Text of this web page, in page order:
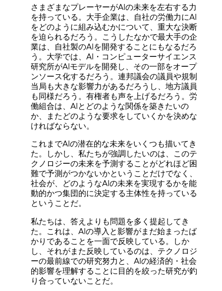
さまざまなプレーヤーがAIの未来を左右する力
を持っている。大手企業は、自社の労働力にAI
をどのように組み込むかについて、重大な決断
を迫られるだろう。こうしたなかで最大手の企
業は、自社製のAIを開発することにもなるだろ
う。大学では、AI・コンピューターサイエンス
研究所がAIモデルを開発し、その一部をオープ
ンソース化するだろう。連邦議会の議員や規制
当局も大きな影響力があるだろうし、地方議員
も同様だろう。有権者も声を上げるだろう。労
働組合は、AIとどのような関係を築きたいの
か、またどのような要求をしていくかを決めな
ければならない。
これまでAIの潜在的な未来をいくつも描いてき
た。しかし、私たちが強調したいのは、このテ
クノロジーの未来を予測することがどれほど困
難で予測がつかないかということだけでなく、
社会が、どのようなAIの未来を実現するかを能
動的かつ集団的に決定する主体性を持っている
ということだ。
私たちは、答えよりも問題を多く提起してき
た。これは、AIの導入と影響がまだ始まったば
かりであることを一面で反映している。しか
し、それがまた反映しているのは、テクノロジ
ーの最前線での研究努力と、AIの経済的・社会
的影響を理解することに目的を絞った研究が釣
り合っていないことだ。